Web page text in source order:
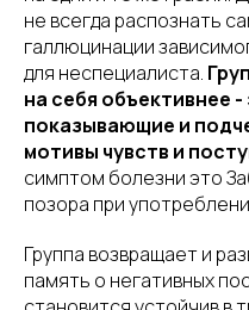
не всегда распознать
галлюцинации
для неспециалиста.
на себя объективнее
показывающие и
мотивы чувств и
симптом болезни это
позора при
Группа возвращает и
память о негативных